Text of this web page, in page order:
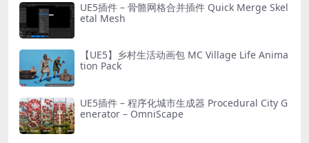
UE5插件 – 骨骼网格合并插件 Quick Merge Skel
etal Mesh
【UE5】乡村生活动画包 MC Village Life Anima
tion Pack
UE5插件 – 程序化城市生成器 Procedural City G
enerator – OmniScape